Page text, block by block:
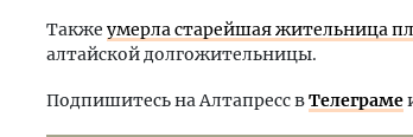
Также умерла старейшая жительница
алтайской долгожительницы.
Подпишитесь на Алтапресс вТелеграме